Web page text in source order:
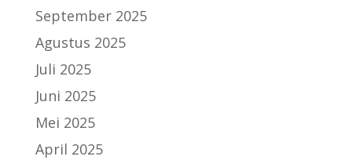
September 2025
Agustus 2025
Juli 2025
Juni 2025
Mei 2025
April 2025